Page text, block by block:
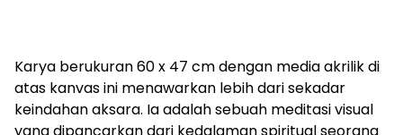
Karya berukuran 60 x 47 cm dengan media akrilik di
atas kanvas ini menawarkan lebih dari sekadar
keindahan aksara. Ia adalah sebuah meditasi visual